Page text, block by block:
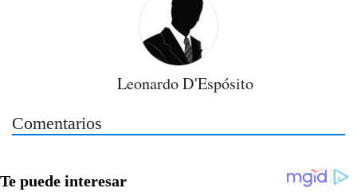
Leonardo D'Espósito
Comentarios